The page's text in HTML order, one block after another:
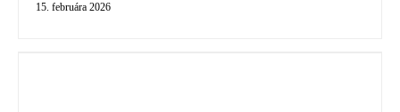
15. februára 2026